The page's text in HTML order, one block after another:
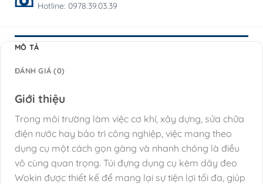
Hotline: 0978.39.03.39
MÔ TẢ
ĐÁNH GIÁ (0)
Giới thiệu
Trong môi trường làm việc cơ khí, xây dựng, sửa chữa
điện nước hay bảo trì công nghiệp, việc mang theo
dụng cụ một cách gọn gàng và nhanh chóng là điều
vô cùng quan trọng. Túi đựng dụng cụ kèm dây đeo
Wokin được thiết kế để mang lại sự tiện lợi tối đa, giúp